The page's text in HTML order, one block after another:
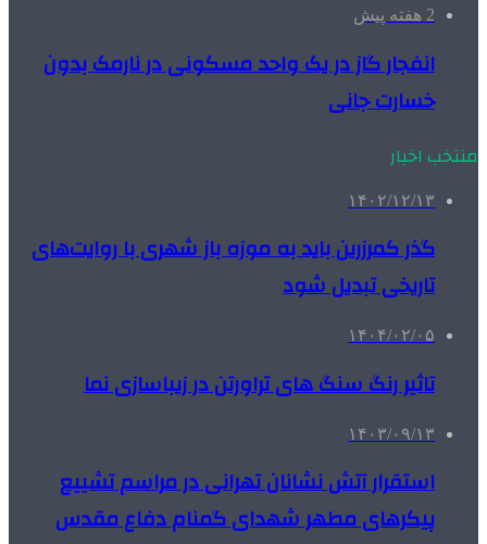
2 هفته پیش
انفجار گاز در یک واحد مسکونی در نارمک بدون
خسارت جانی
منتخب اخبار
۱۴۰۲/۱۲/۱۳
گذر کمرزرین باید به موزه‌ باز شهری با روایت‌های
تاریخی تبدیل شود
۱۴۰۴/۰۲/۰۵
تاثیر رنگ سنگ های تراورتن در زیباسازی نما
۱۴۰۳/۰۹/۱۳
استقرار آتش نشانان تهرانی در مراسم تشییع
پیکرهای مطهر شهدای گمنام دفاع مقدس